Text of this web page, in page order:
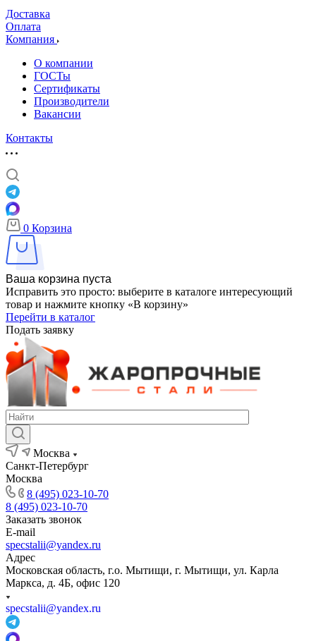
Доставка
Оплата
Компания
О компании
ГОСТы
Сертификаты
Производители
Вакансии
Контакты
0 Корзина
Ваша корзина пуста
Исправить это просто: выберите в каталоге интересующий
товар и нажмите кнопку «В корзину»
Перейти в каталог
Подать заявку
Москва
Санкт-Петербург
Москва
8 (495) 023-10-70
8 (495) 023-10-70
Заказать звонок
E-mail
specstalii@yandex.ru
Адрес
Московская область, г.о. Мытищи, г. Мытищи, ул. Карла
Маркса, д. 4Б, офис 120
specstalii@yandex.ru